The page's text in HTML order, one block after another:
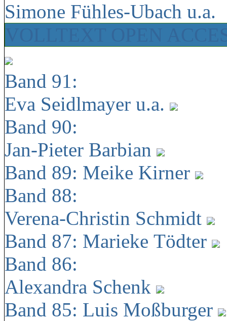
Simone Fühles-Ubach u.a.
Band 91:
Eva Seidlmayer u.a.
Band 90:
Jan-Pieter Barbian
Band 89: Meike Kirner
Band 88:
Verena-Christin Schmidt
Band 87: Marieke Tödter
Band 86:
Alexandra Schenk
Band 85: Luis Moßburger